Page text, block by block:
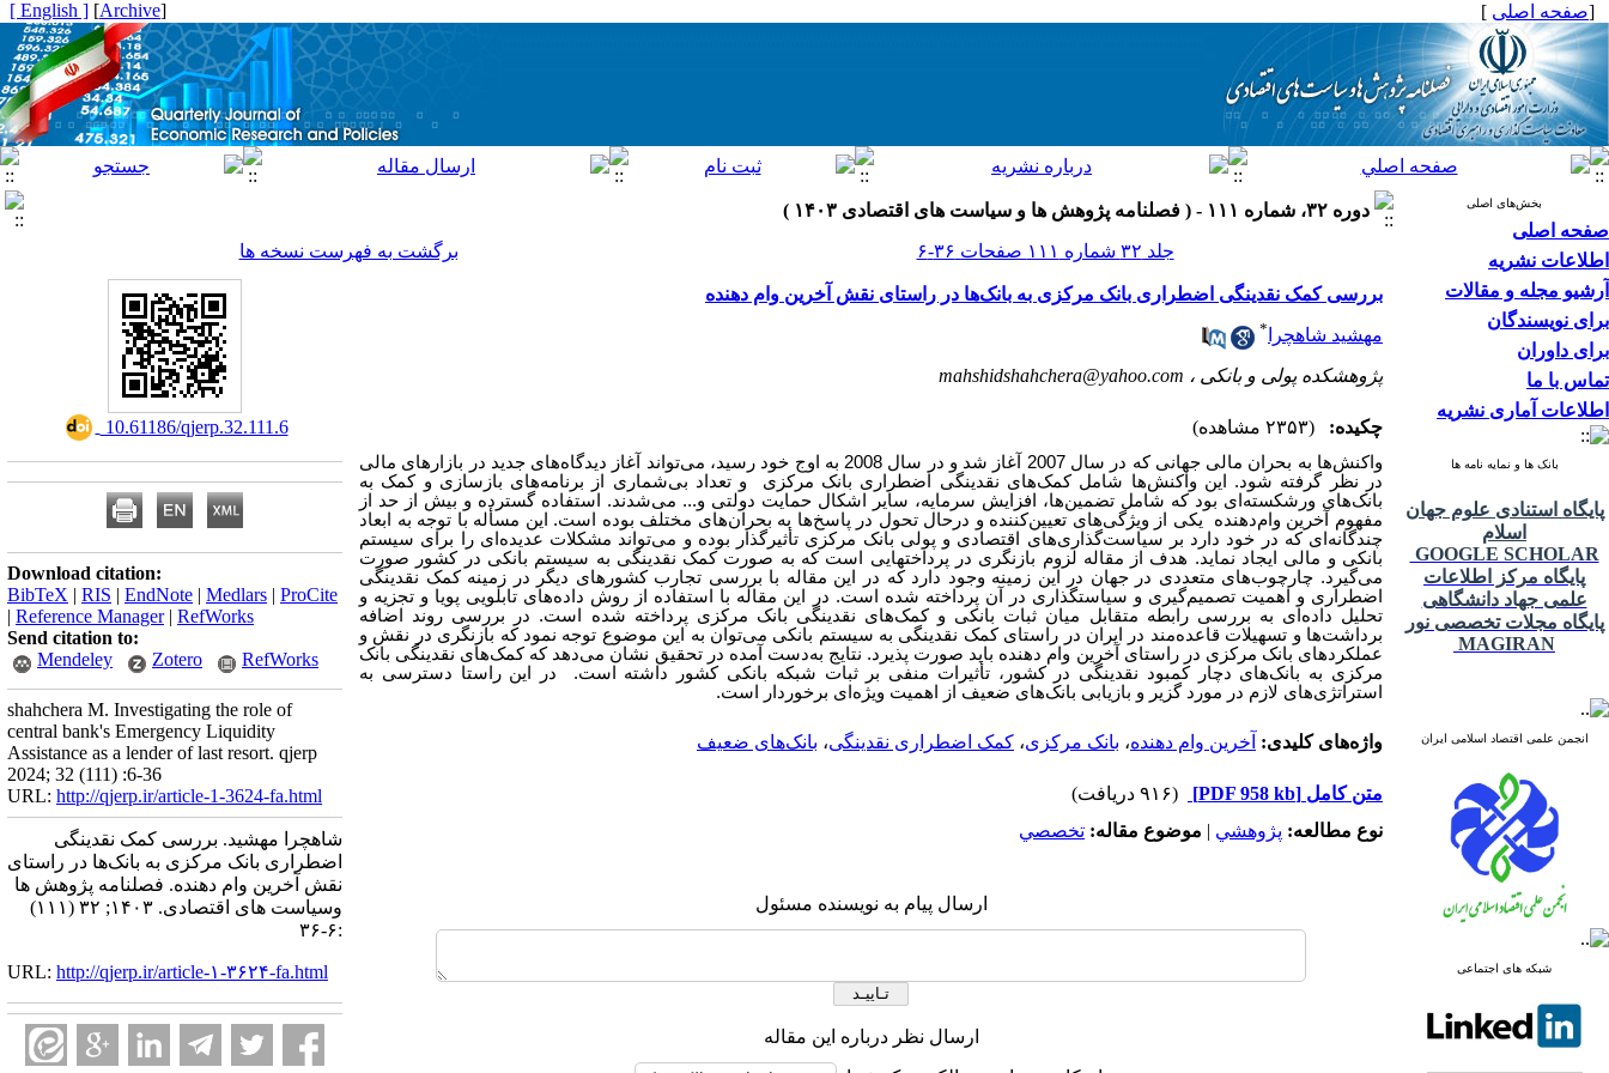
[صفحه اصلی ]
[
Archive
]
[ English ]
بخش‌های اصلی
صفحه اصلی
اطلاعات نشریه
آرشیو مجله و مقالات
برای نویسندگان
برای داوران
تماس با ما
اطلاعات آماری نشریه
بانک ها و نمایه نامه ها
پایگاه استنادی علوم جهان
اسلام
GOOGLE SCHOLAR
پایگاه مرکز اطلاعات
علمی جهاد دانشگاهی
پایگاه مجلات تخصصی نور
MAGIRAN
انجمن علمی اقتصاد اسلامی ایران
شبکه های اجتماعی
دوره ۳۲، شماره ۱۱۱ - ( فصلنامه پژوهش ها و سیاست های اقتصادی ۱۴۰۳ )
جلد ۳۲ شماره ۱۱۱ صفحات ۳۶-۶
برگشت به فهرست نسخه ها
بررسی کمک نقدینگی اضطراری بانک مرکزی به بانک‌ها در راستای نقش آخرین وام دهنده
مهشید شاهچرا *
پژوهشکده پولی و بانکی ، mahshidshahchera@yahoo.com
چکیده: (۲۳۵۳ مشاهده)
واکنش‌ها به بحران مالی جهانی که در سال 2007 آغاز شد و در سال 2008 به اوج خود رسید، می‌تواند آغاز دیدگاه‌های جدید در بازارهای مالی
در نظر گرفته شود. این واکنش‌ها شامل کمک‌های نقدینگی اضطراری بانک مرکزی و تعداد بی‌شماری از برنامه‌های بازسازی و کمک به
بانک‌های ورشکسته‌ای بود که شامل تضمین‌ها، افزایش سرمایه، سایر اشکال حمایت دولتی و... می‌شدند. استفاده گسترده و بیش از حد از
مفهوم آخرین وام‌دهنده یکی از ویژگی‌های تعیین‌کننده و درحال تحول در پاسخ‌ها به بحران‌های مختلف بوده است. این مسأله با توجه به ابعاد
چندگانه‌ای که در خود دارد بر سیاست‌گذاری‌های اقتصادی و پولی بانک مرکزی تأثیرگذار بوده و می‌تواند مشکلات عدیده‌ای را برای سیستم
بانکی و مالی ایجاد نماید. هدف از مقاله لزوم بازنگری در پرداختهایی است که به صورت کمک نقدینگی به سیستم بانکی در کشور صورت
می‌گیرد. چارچوب‌های متعددی در جهان در این زمینه وجود دارد که در این مقاله با بررسی تجارب کشورهای دیگر در زمینه کمک نقدینگی
اضطراری و اهمیت تصمیم‌گیری و سیاستگذاری در آن پرداخته شده است. در این مقاله با استفاده از روش داده‌های تابلویی پویا و تجزیه و
تحلیل داده‌ای به بررسی رابطه متقابل میان ثبات بانکی و کمک‌های نقدینگی بانک مرکزی پرداخته شده است. در بررسی روند اضافه
برداشت‌ها و تسهیلات قاعده‌مند در ایران در راستای کمک نقدینگی به سیستم بانکی می‌توان به این موضوع توجه نمود که بازنگری در نقش و
عملکردهای بانک مرکزی در راستای آخرین وام دهنده باید صورت پذیرد. نتایج به‌دست آمده در تحقیق نشان می‌دهد که کمک‌های نقدینگی بانک
مرکزی به بانک‌های دچار کمبود نقدینگی در کشور، تأثیرات منفی بر ثبات شبکه بانکی کشور داشته است. در این راستا دسترسی به
استراتژی‌های لازم در مورد گزیر و بازیابی بانک‌های ضعیف از اهمیت ویژه‌ای برخوردار است.
واژه‌های کلیدی: آخرین وام دهنده، بانک مرکزی، کمک اضطراری نقدینگی، بانک‌های ضعیف
متن کامل [PDF 958 kb]
(۹۱۶ دریافت)
نوع مطالعه: پژوهشي | موضوع مقاله: تخصصي
ارسال پیام به نویسنده مسئول
ارسال نظر درباره این مقاله
‎ 10.61186/qjerp.32.111.6
Download citation:
BibTeX | RIS | EndNote | Medlars | ProCite
| Reference Manager| RefWorks
Send citation to:
Mendeley
Zotero RefWorks
shahchera M. Investigating the role of
central bank's Emergency Liquidity
Assistance as a lender of last resort. qjerp
2024; 32 (111) :6-36
URL: http://qjerp.ir/article-1-3624-fa.html
شاهچرا مهشید. بررسی کمک نقدینگی
اضطراری بانک مرکزی به بانک‌ها در راستای
نقش آخرین وام دهنده. فصلنامه پژوهش ها
وسیاست های اقتصادی. ۱۴۰۳; ۳۲ (۱۱۱)
:۶-۳۶
URL: http://qjerp.ir/article-۱-۳۶۲۴-fa.html